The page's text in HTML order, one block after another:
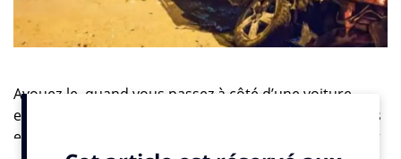
Avouez-le, quand vous passez à côté d’une voiture
emboutie sur le bord de la route, vous ne pouvez vous
empêcher de freiner pour regarder et laisser travailler